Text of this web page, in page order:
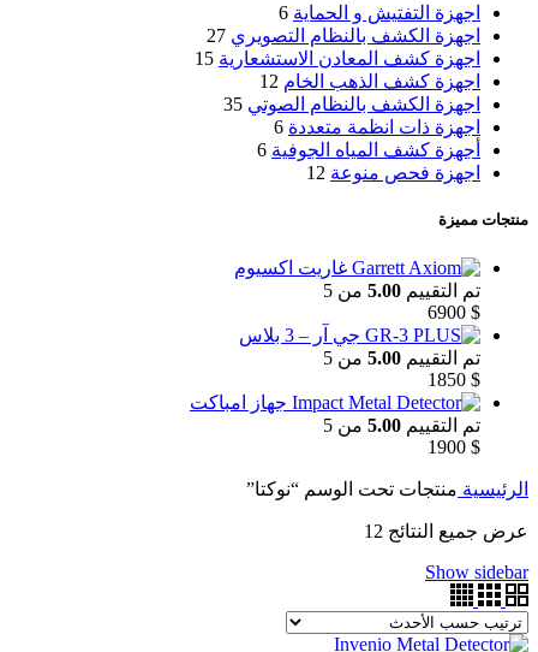
اجهزة التفتيش و الحماية 6
اجهزة الكشف بالنظام التصويري 27
اجهزة كشف المعادن الاستشعارية 15
اجهزة كشف الذهب الخام 12
اجهزة الكشف بالنظام الصوتي 35
اجهزة ذات انظمة متعددة 6
أجهزة كشف المياه الجوفية 6
اجهزة فحص منوعة 12
منتجات مميزة
غاريت اكسيوم
تم التقييم 5.00 من 5
6900 $
جي آر – 3 بلاس
تم التقييم 5.00 من 5
1850 $
جهاز امباكت
تم التقييم 5.00 من 5
1900 $
الرئيسية منتجات تحت الوسم “نوكتا”
عرض جميع النتائج 12
Show sidebar